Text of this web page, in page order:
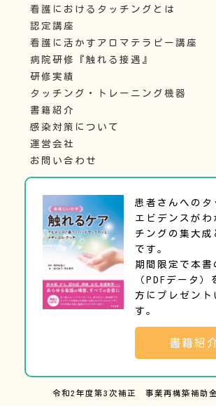
看護におけるタッチングとは
認定講座
看護に活かすアロマテラピー講座
病院研修『触れる接遇』
研修実績
タッチング・トレーニング機器
書籍紹介
感染対策について
運営会社
お問い合わせ
患者さんへのタ
エビデンスがわ
チングの集大成
です。
期間限定で本書
（PDFデータ）
方にプレゼント
す。
書籍紹
令和2年度第3次補正 事業再構築補助